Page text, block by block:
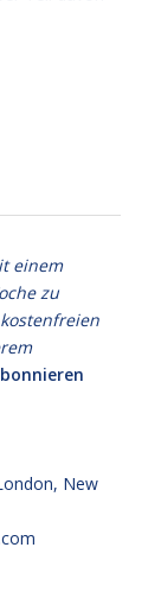
einem
zu
New